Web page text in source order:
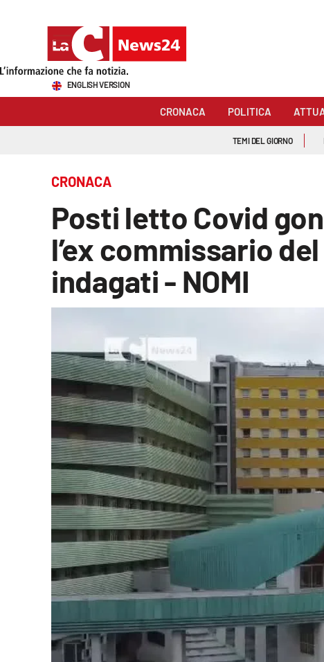
Sezioni
Economia e lavoro
Economia e Lavoro
ENGLISH VERSION
CRONACA POLITICA
TEMI DEL GIORNO
CRONACA
Posti letto Covid
l’ex commissario
indagati - NOMI